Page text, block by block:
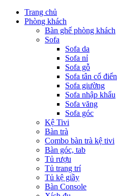
Trang chủ
Phòng khách
Bàn ghế phòng khách
Sofa
Sofa da
Sofa nỉ
Sofa gỗ
Sofa tân cổ điển
Sofa giường
Sofa nhập khẩu
Sofa văng
Sofa góc
Kệ Tivi
Bàn trà
Combo bàn trà kệ tivi
Bàn góc, tab
Tủ rượu
Tủ trang trí
Tủ kệ giầy
Bàn Console